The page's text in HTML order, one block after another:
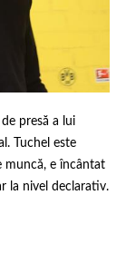
presă a lui
Tuchel este
muncă, e încântat
la nivel declarativ.